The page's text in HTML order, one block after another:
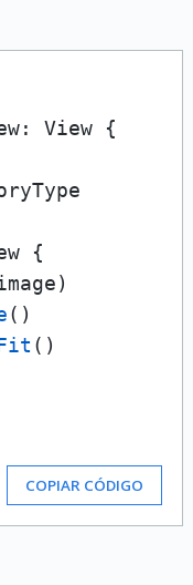
View {
{
()
()
COPIAR CÓDIGO